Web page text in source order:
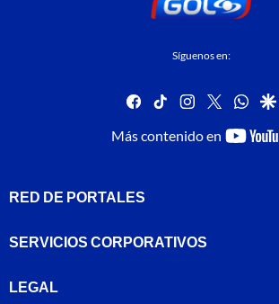
Síguenos en:
facebook
tiktok instagram
twitter
Más contenido en
RED DE PORTALES
SERVICIOS CORPORATIVOS
LEGAL